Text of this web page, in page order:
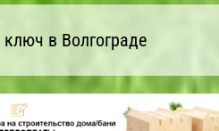
в Волгограде